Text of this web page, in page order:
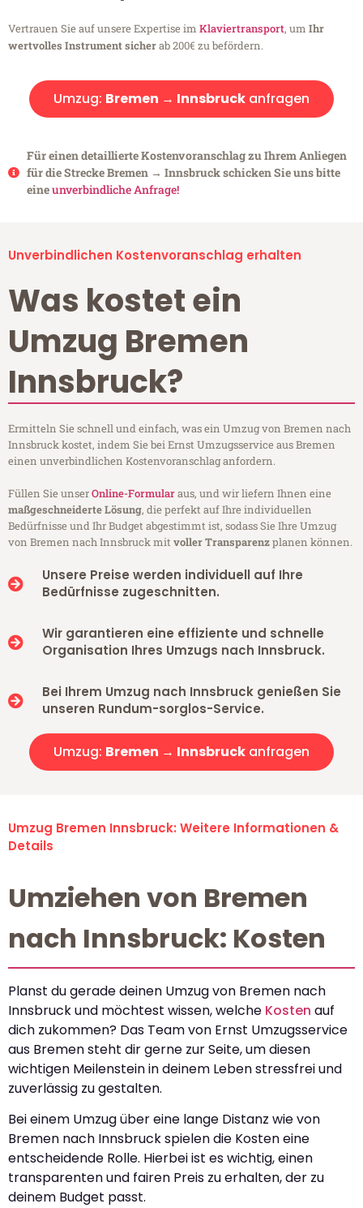
Vertrauen Sie auf unsere Expertise im Klaviertransport, um Ihr
wertvolles Instrument sicherab 200€ zu befördern.
Umzug: Bremen → Innsbruck anfragen
Für einen detaillierte Kostenvoranschlag zu Ihrem Anliegen
für die Strecke Bremen → Innsbruck schicken Sie uns bitte
eineunverbindliche Anfrage!
Unverbindlichen Kostenvoranschlag erhalten
Was kostet ein
Umzug Bremen
Innsbruck?
Ermitteln Sie schnell und einfach, was ein Umzug von Bremen nach
Innsbruck kostet, indem Sie bei Ernst Umzugsservice aus Bremen
einen unverbindlichen Kostenvoranschlag anfordern.
Füllen Sie unserOnline-Formularaus, und wir liefern Ihnen eine
maßgeschneiderte Lösung, die perfekt auf Ihre individuellen
Bedürfnisse und Ihr Budget abgestimmt ist, sodass Sie Ihre Umzug
von Bremen nach Innsbruck mitvoller Transparenzplanen können.
Unsere Preise werden individuell auf Ihre
Bedürfnisse zugeschnitten.
Wir garantieren eine effiziente und schnelle
Organisation Ihres Umzugs nach Innsbruck.
Bei Ihrem Umzug nach Innsbruck genießen Sie
unseren Rundum-sorglos-Service.
Umzug: Bremen → Innsbruck anfragen
Umzug Bremen Innsbruck: Weitere Informationen &
Details
Umziehen von Bremen
nach Innsbruck: Kosten
Planst du gerade deinen Umzug von Bremen nach
Innsbruck und möchtest wissen, welche Kosten auf
dich zukommen? Das Team von Ernst Umzugsservice
aus Bremen steht dir gerne zur Seite, um diesen
wichtigen Meilenstein in deinem Leben stressfrei und
zuverlässig zu gestalten.
Bei einem Umzug über eine lange Distanz wie von
Bremen nach Innsbruck spielen die Kosten eine
entscheidende Rolle. Hierbei ist es wichtig, einen
transparenten und fairen Preis zu erhalten, der zu
deinem Budget passt.